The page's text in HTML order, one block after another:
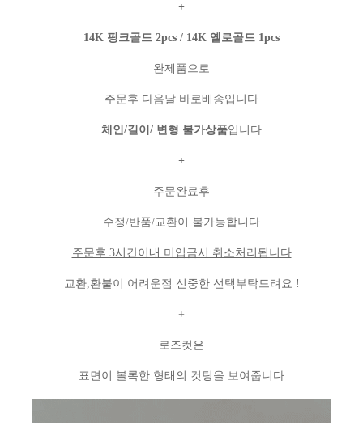
+
14K 핑크골드 2pcs / 14K 옐로골드 1pcs
완제품으로
주문후 다음날 바로배송입니다
체인/길이/ 변형 불가상품입니다
+
주문완료후
수정/반품/교환이 불가능합니다
주문후 3시간이내 미입금시 취소처리됩니다
교환,환불이 어려운점 신중한 선택부탁드려요 !
+
로즈컷은
표면이 볼록한 형태의 컷팅을 보여줍니다